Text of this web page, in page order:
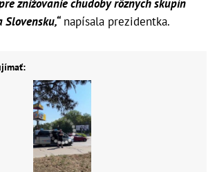
znižovanie chudoby rôznych skupín
napísala prezidentka.